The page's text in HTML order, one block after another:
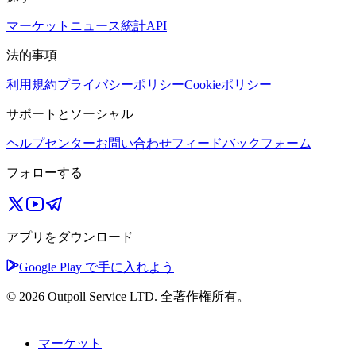
マーケット ニュース統計API
法的事項
利用規約プライバシーポリシーCookieポリシー
サポートとソーシャル
ヘルプセンターお問い合わせフィードバックフォーム
フォローする
アプリをダウンロード
Google Play で手に入れよう
© 2026 Outpoll Service LTD. 全著作権所有。
マーケット